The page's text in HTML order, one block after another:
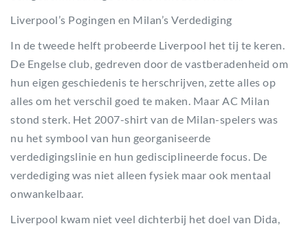
Liverpool’s Pogingen en Milan’s Verdediging
In de tweede helft probeerde Liverpool het tij te keren.
De Engelse club, gedreven door de vastberadenheid om
hun eigen geschiedenis te herschrijven, zette alles op
alles om het verschil goed te maken. Maar AC Milan
stond sterk. Het 2007-shirt van de Milan-spelers was
nu het symbool van hun georganiseerde
verdedigingslinie en hun gedisciplineerde focus. De
verdediging was niet alleen fysiek maar ook mentaal
onwankelbaar.
Liverpool kwam niet veel dichterbij het doel van Dida,